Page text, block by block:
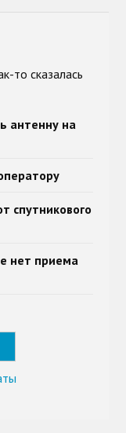
то сказалась
антенну на
спутникового
нет приема